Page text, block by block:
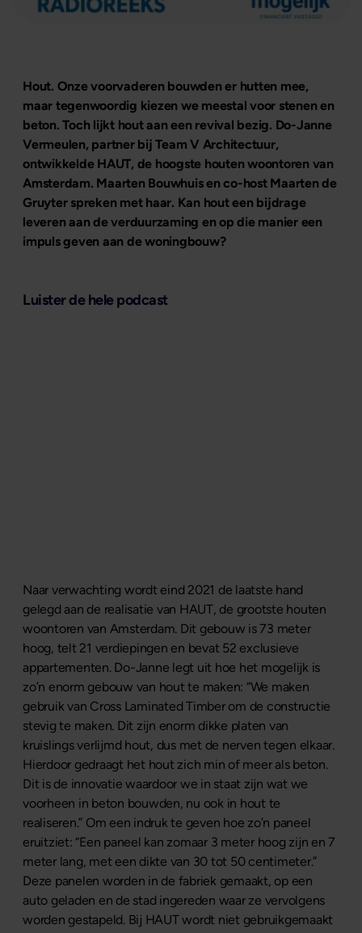
Hout. Onze voorvaderen bouwden er hutten mee,
maar tegenwoordig kiezen we meestal voor stenen en
beton. Toch lijkt hout aan een revival bezig. Do-Janne
Vermeulen, partner bij Team V Architectuur,
ontwikkelde HAUT, de hoogste houten woontoren van
Amsterdam. Maarten Bouwhuis en co-host Maarten de
Gruyter spreken met haar. Kan hout een bijdrage
leveren aan de verduurzaming en op die manier een
impuls geven aan de woningbouw?
Luister de hele podcast
Naar verwachting wordt eind 2021 de laatste hand
gelegd aan de realisatie van HAUT, de grootste houten
woontoren van Amsterdam. Dit gebouw is 73 meter
hoog, telt 21 verdiepingen en bevat 52 exclusieve
appartementen. Do-Janne legt uit hoe het mogelijk is
zo’n enorm gebouw van hout te maken: “We maken
gebruik van Cross Laminated Timber om de constructie
stevig te maken. Dit zijn enorm dikke platen van
kruislings verlijmd hout, dus met de nerven tegen elkaar.
Hierdoor gedraagt het hout zich min of meer als beton.
Dit is de innovatie waardoor we in staat zijn wat we
voorheen in beton bouwden, nu ook in hout te
realiseren.” Om een indruk te geven hoe zo’n paneel
eruitziet: “Een paneel kan zomaar 3 meter hoog zijn en 7
meter lang, met een dikte van 30 tot 50 centimeter.”
Deze panelen worden in de fabriek gemaakt, op een
auto geladen en de stad ingereden waar ze vervolgens
worden gestapeld. Bij HAUT wordt niet gebruikgemaakt